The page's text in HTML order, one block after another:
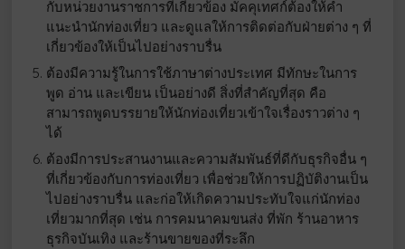
กับหน่วยงานราชการที่เกี่ยวข้อง มัคคุเทศก์ต้องให้คำ
แนะนำนักท่องเที่ยว และดูแลให้การติดต่อกับฝ่ายต่าง ๆ ที่
เกี่ยวข้องให้เป็นไปอย่างราบรื่น
ต้องมีความรู้ในการใช้ภาษาต่างประเทศ มีทักษะในการ
พูด อ่าน และเขียน เป็นอย่างดี สิ่งที่สำคัญที่สุด คือ
สามารถพูดบรรยายให้นักท่องเที่ยวเข้าใจเรื่องราวต่าง ๆ
ได้
ต้องมีการประสานงานและความสัมพันธ์ที่ดีกับธุรกิจอื่น ๆ
ที่เกี่ยวข้องกับการท่องเที่ยว เพื่อช่วยให้การปฏิบัติงานเป็น
ไปอย่างราบรื่น และก่อให้เกิดความประทับใจแก่นักท่อง
เที่ยวมากที่สุด เช่น การคมนาคมขนส่ง ที่พัก ร้านอาหาร
ธุรกิจบันเทิง และร้านขายของที่ระลึก